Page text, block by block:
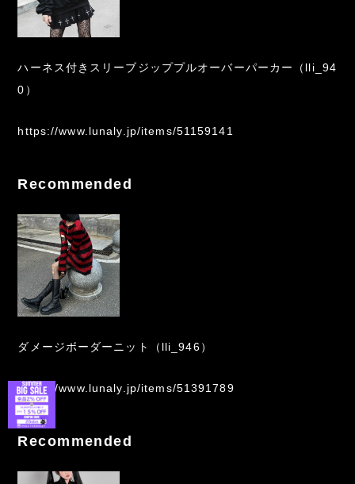
ハーネス付きスリーブジッププルオーバーパーカー（lli_94
0）
https://www.lunaly.jp/items/51159141
Recommended
ダメージボーダーニット（lli_946）
https://www.lunaly.jp/items/51391789
Recommended